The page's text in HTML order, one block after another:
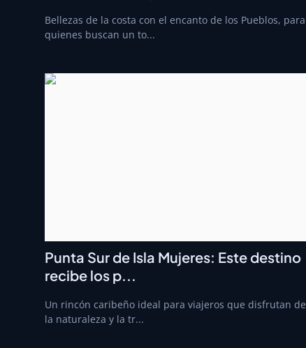
Bellezas de la costa con el encanto de los Pueblos, para
quienes buscan un to...
Punta Sur de Isla Mujeres: Este destino
recibe los p...
Un rincón caribeño ideal para viajeros que disfrutan de
la naturaleza y la tr...